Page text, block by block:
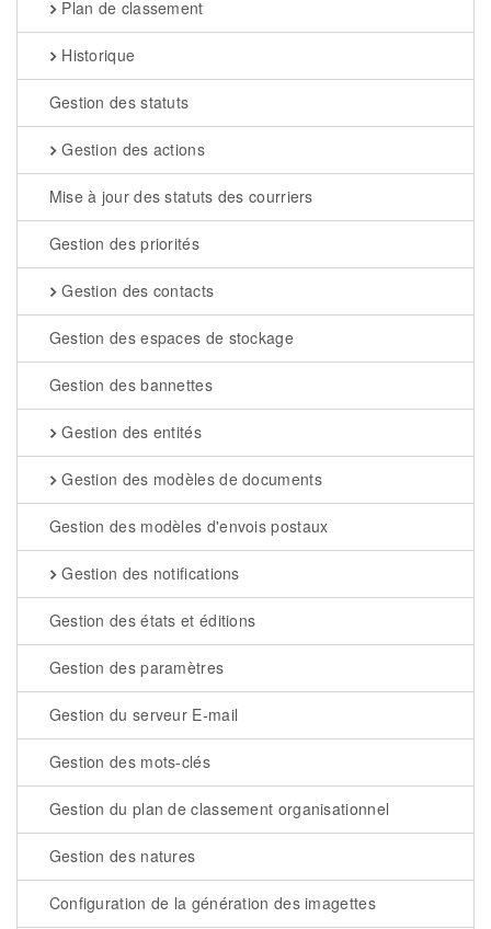
Plan de classement
Historique
Gestion des statuts
Gestion des actions
Mise à jour des statuts des courriers
Gestion des priorités
Gestion des contacts
Gestion des espaces de stockage
Gestion des bannettes
Gestion des entités
Gestion des modèles de documents
Gestion des modèles d'envois postaux
Gestion des notifications
Gestion des états et éditions
Gestion des paramètres
Gestion du serveur E-mail
Gestion des mots-clés
Gestion du plan de classement organisationnel
Gestion des natures
Configuration de la génération des imagettes